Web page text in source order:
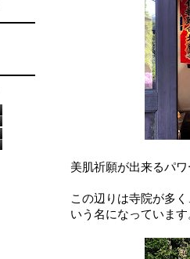
美肌祈願が出来るパ
この辺りは寺院が多
いう名になっています